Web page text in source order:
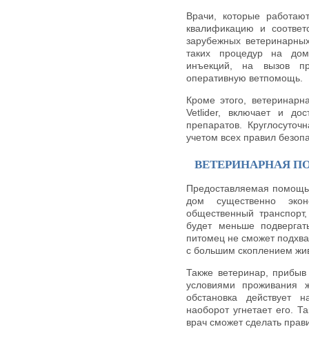
Врачи, которые
квалификацию и
зарубежных
таких процедур на
инъекций, на вызов
оперативную ветпомощь.
Кроме этого,
Vetlider, включает и
препаратов.
учетом всех правил
ВЕТЕРИНАРНАЯ
Предоставляемая
дом существенно
общественный
будет меньше
питомец не сможет
с большим скоплением
Также ветеринар,
условиями проживания
обстановка действует
наоборот угнетает его.
врач сможет сделать